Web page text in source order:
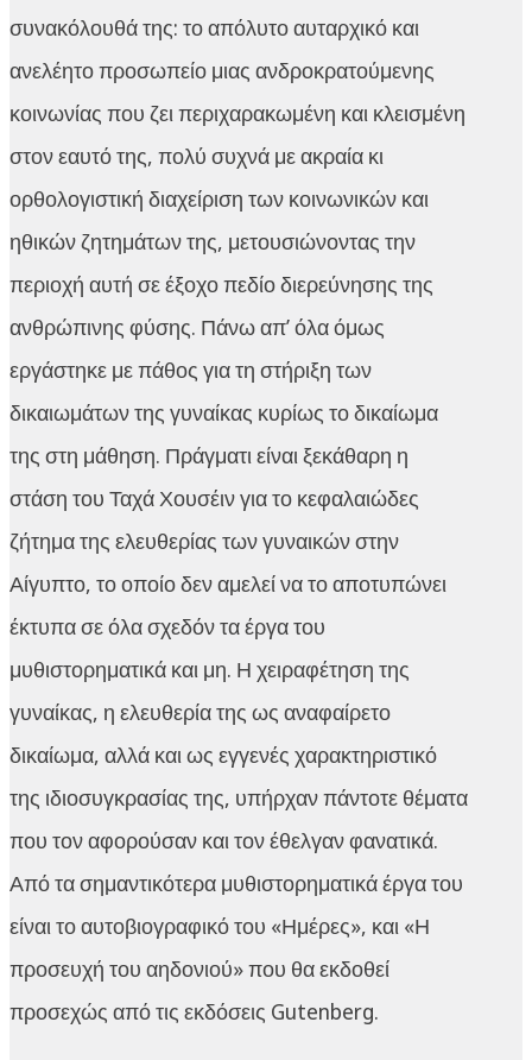
συνακόλουθά της: το απόλυτο αυταρχικό και
ανελέητο προσωπείο μιας ανδροκρατούμενης
κοινωνίας που ζει περιχαρακωμένη και κλεισμένη
στον εαυτό της, πολύ συχνά με ακραία κι
ορθολογιστική διαχείριση των κοινωνικών και
ηθικών ζητημάτων της, μετουσιώνοντας την
περιοχή αυτή σε έξοχο πεδίο διερεύνησης της
ανθρώπινης φύσης. Πάνω απ’ όλα όμως
εργάστηκε με πάθος για τη στήριξη των
δικαιωμάτων της γυναίκας κυρίως το δικαίωμα
της στη μάθηση. Πράγματι είναι ξεκάθαρη η
στάση του Ταχά Χουσέιν για το κεφαλαιώδες
ζήτημα της ελευθερίας των γυναικών στην
Αίγυπτο, το οποίο δεν αμελεί να το αποτυπώνει
έκτυπα σε όλα σχεδόν τα έργα του
μυθιστορηματικά και μη. Η χειραφέτηση της
γυναίκας, η ελευθερία της ως αναφαίρετο
δικαίωμα, αλλά και ως εγγενές χαρακτηριστικό
της ιδιοσυγκρασίας της, υπήρχαν πάντοτε θέματα
που τον αφορούσαν και τον έθελγαν φανατικά.
Από τα σημαντικότερα μυθιστορηματικά έργα του
είναι το αυτοβιογραφικό του «Ημέρες», και «Η
προσευχή του αηδονιού» που θα εκδοθεί
προσεχώς από τις εκδόσεις Gutenberg.